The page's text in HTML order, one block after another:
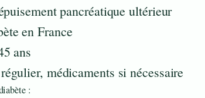
pancréatique ultérieur
en France
ans
médicaments si nécessaire
: